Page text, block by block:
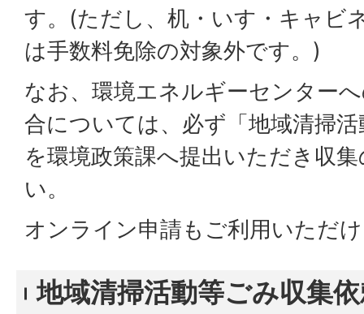
す。(ただし、机・いす・キャビ
は手数料免除の対象外です。)
なお、環境エネルギーセンター
合については、必ず「地域清掃
を環境政策課へ提出いただき収
い。
オンライン申請もご利用いただ
地域清掃活動等ごみ収集